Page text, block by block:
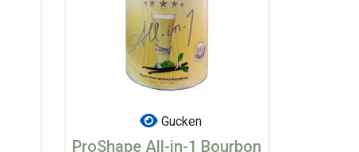
Gucken
ProShape All-in-1 Bourbon